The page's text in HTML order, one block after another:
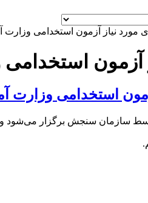
نیاز آزمون استخدامی وزارت
آزمون
استخدامی وزارت
می‌شود و در ۵۶ رشته مختلف جذب نیرو داریم، این